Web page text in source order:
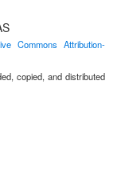
Commons Attribution-
copied, and distributed